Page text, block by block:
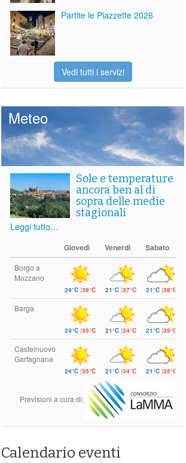
Partite le Piazzette 2026
Vedi tutti i servizi
Meteo
Sole e temperature
ancora ben al di
sopra delle medie
stagionali
Leggi tutto…
Giovedì Venerdì Sabato
Borgo a
Mozzano
24°C |38°C 21°C |37°C 21°C |38°C
Barga
24°C |35°C 21°C |34°C 21°C |35°C
Castelnuovo
Garfagnana
24°C |35°C 21°C |34°C 21°C |35°C
Previsioni a cura di:
Calendario eventi